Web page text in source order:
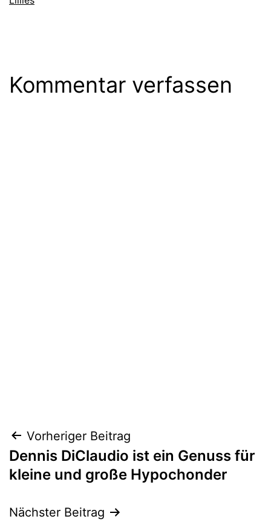
Kommentar verfassen
Beitragsnavigation
Vorheriger Beitrag
Dennis DiClaudio ist ein Genuss für
kleine und große Hypochonder
Nächster Beitrag